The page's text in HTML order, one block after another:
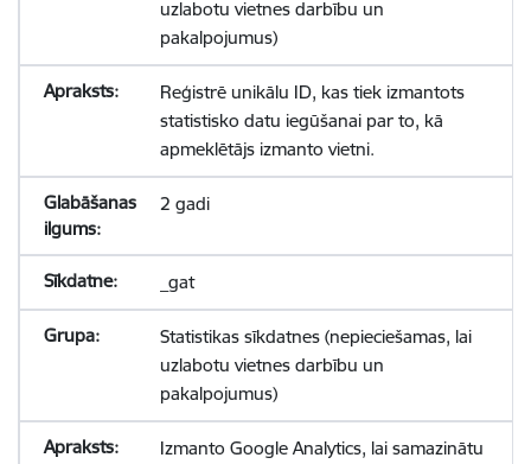
uzlabotu vietnes darbību un
pakalpojumus)
Reģistrē unikālu ID, kas tiek izmantots
statistisko datu iegūšanai par to, kā
apmeklētājs izmanto vietni.
2 gadi
_gat
Statistikas sīkdatnes (nepieciešamas, lai
uzlabotu vietnes darbību un
pakalpojumus)
Izmanto Google Analytics, lai samazinātu